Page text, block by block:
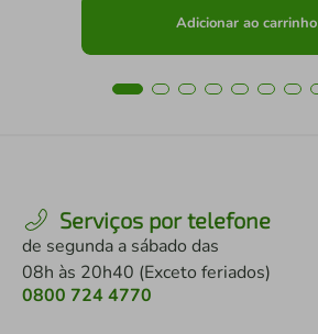
Adicionar ao carrinho
Serviços por telefone
de segunda a sábado das
08h às 20h40 (Exceto feriados)
0800 724 4770